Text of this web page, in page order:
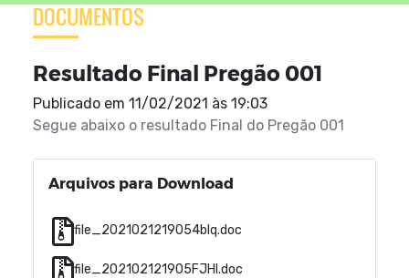
DOCUMENTOS
Resultado Final Pregão 001
Publicado em 11/02/2021 às 19:03
Segue abaixo o resultado Final do Pregão 001
Arquivos para Download
file_2021021219054blq.doc
file_202102121905FJHl.doc